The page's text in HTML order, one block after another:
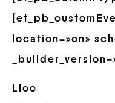
location=»on»
Lloc